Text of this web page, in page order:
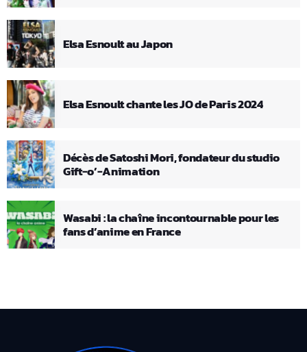
Elsa Esnoult au Japon
Elsa Esnoult chante les JO de Paris 2024
Décès de Satoshi Mori, fondateur du studio
Gift-o’-Animation
Wasabi : la chaîne incontournable pour les
fans d’anime en France